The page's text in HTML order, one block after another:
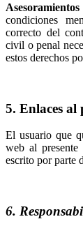
condiciones
correcto del
civil o penal
estos derechos
5. Enlaces al
El usuario que
web al presente
escrito por parte
6.